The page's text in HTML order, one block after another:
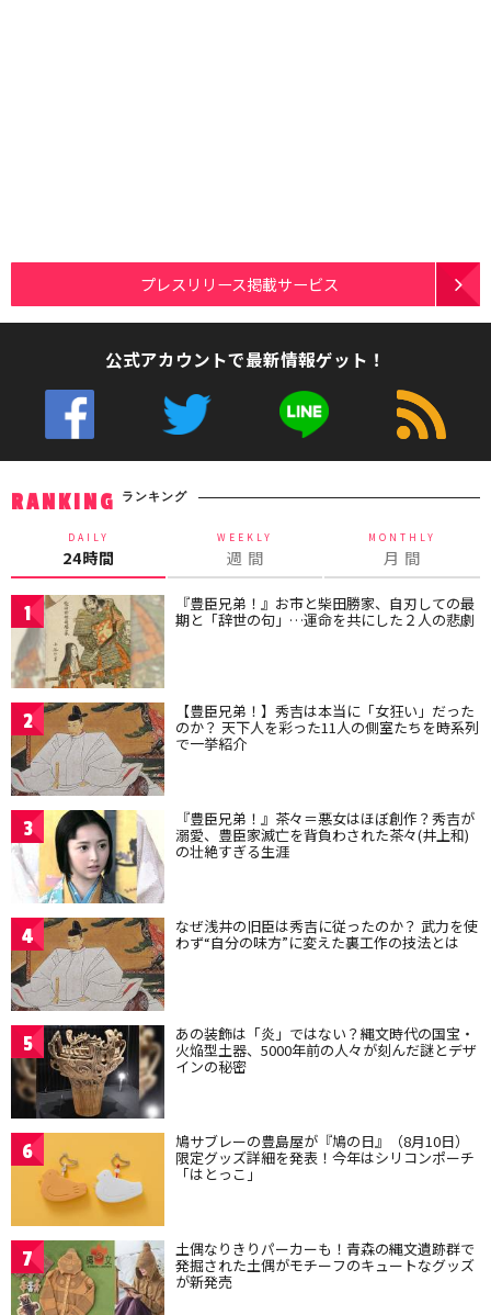
プレスリリース掲載サービス
公式アカウントで最新情報ゲット！
RANKING ランキング
DAILY
24時間
WEEKLY
週 間
MONTHLY
月 間
1 『豊臣兄弟！』お市と柴田勝家、自刃しての最
期と「辞世の句」…運命を共にした２人の悲劇
2 【豊臣兄弟！】秀吉は本当に「女狂い」だった
のか？ 天下人を彩った11人の側室たちを時系列
で一挙紹介
3 『豊臣兄弟！』茶々＝悪女はほぼ創作？秀吉が
溺愛、豊臣家滅亡を背負わされた茶々(井上和)
の壮絶すぎる生涯
4 なぜ浅井の旧臣は秀吉に従ったのか？ 武力を使
わず“自分の味方”に変えた裏工作の技法とは
5 あの装飾は「炎」ではない？縄文時代の国宝・
火焔型土器、5000年前の人々が刻んだ謎とデザ
インの秘密
6 鳩サブレーの豊島屋が『鳩の日』（8月10日）
限定グッズ詳細を発表！今年はシリコンポーチ
「はとっこ」
7 土偶なりきりパーカーも！青森の縄文遺跡群で
発掘された土偶がモチーフのキュートなグッズ
が新発売